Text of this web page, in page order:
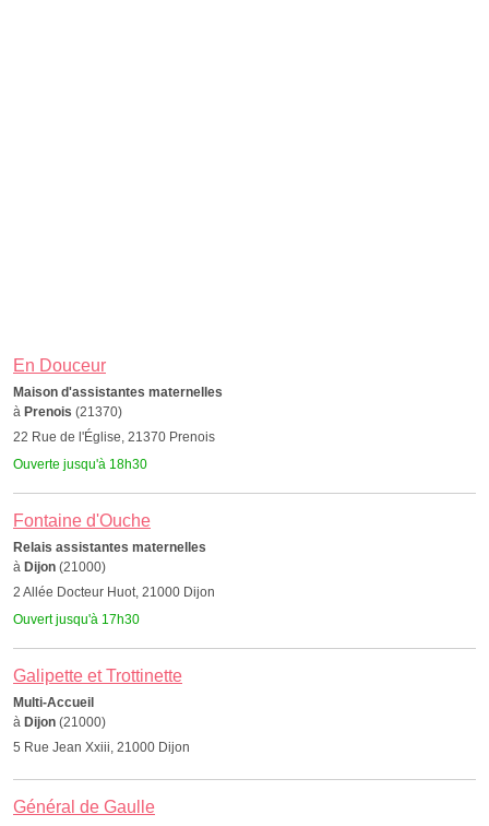
En Douceur
Maison d'assistantes maternelles
à Prenois (21370)
22 Rue de l'Église, 21370 Prenois
Ouverte jusqu'à 18h30
Fontaine d'Ouche
Relais assistantes maternelles
à Dijon (21000)
2 Allée Docteur Huot, 21000 Dijon
Ouvert jusqu'à 17h30
Galipette et Trottinette
Multi-Accueil
à Dijon (21000)
5 Rue Jean Xxiii, 21000 Dijon
Général de Gaulle